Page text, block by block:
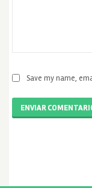
Save my name,
ENVIAR